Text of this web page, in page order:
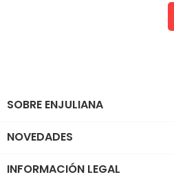
SOBRE ENJULIANA
NOVEDADES
INFORMACIÓN LEGAL